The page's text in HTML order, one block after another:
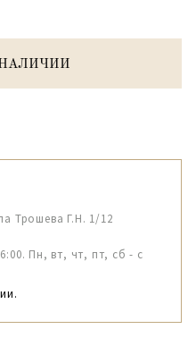
Трошева Г.Н. 1/12
Пн, вт, чт, пт, сб - с